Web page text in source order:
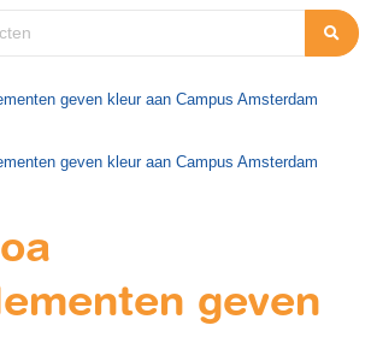
geven